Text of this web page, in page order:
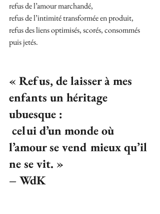
refus de l’amour marchandé,
refus de l’intimité transformée en produit,
refus des liens optimisés, scorés, consommés
puis jetés.
« Refus, de laisser à mes
enfants un héritage
ubuesque :
l’amour se vend mieux qu’il
ne se vit. »
– WdK